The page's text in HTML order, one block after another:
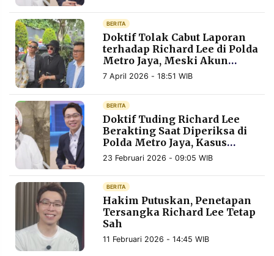
©
PT.
RESOLUSI
MEDIA
©
Resolusi.co
2026
RESOLUSI
MEDIA
PRAMUDITA
BERITA
Doktif Tolak Cabut Laporan
terhadap Richard Lee di Polda
Metro Jaya, Meski Akun
Medsos Disita 9 Bulan
7 April 2026 - 18:51 WIB
BERITA
Doktif Tuding Richard Lee
Berakting Saat Diperiksa di
Polda Metro Jaya, Kasus
Hukum Terus Bergulir
23 Februari 2026 - 09:05 WIB
BERITA
Hakim Putuskan, Penetapan
Tersangka Richard Lee Tetap
Sah
11 Februari 2026 - 14:45 WIB